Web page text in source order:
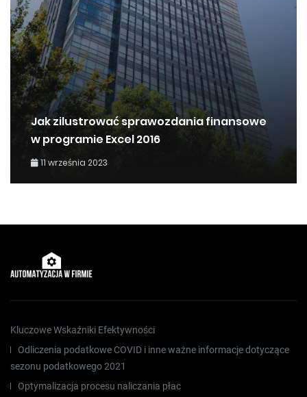
Jak zilustrować sprawozdania finansowe
w programie Excel 2016
11 września 2023
Kluczowe Wskaźniki Efektywności
Odliczenia podatkowe COVID i inne ważne informacje dotyczące
sezonu podatkowego 2021
Optymalizacja procesu naliczania płac